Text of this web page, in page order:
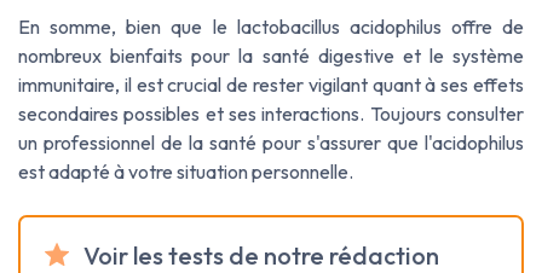
En somme, bien que le lactobacillus acidophilus offre de
nombreux bienfaits pour la santé digestive et le système
immunitaire, il est crucial de rester vigilant quant à ses effets
secondaires possibles et ses interactions. Toujours consulter
un professionnel de la santé pour s'assurer que l'acidophilus
est adapté à votre situation personnelle.
Voir les tests de notre rédaction